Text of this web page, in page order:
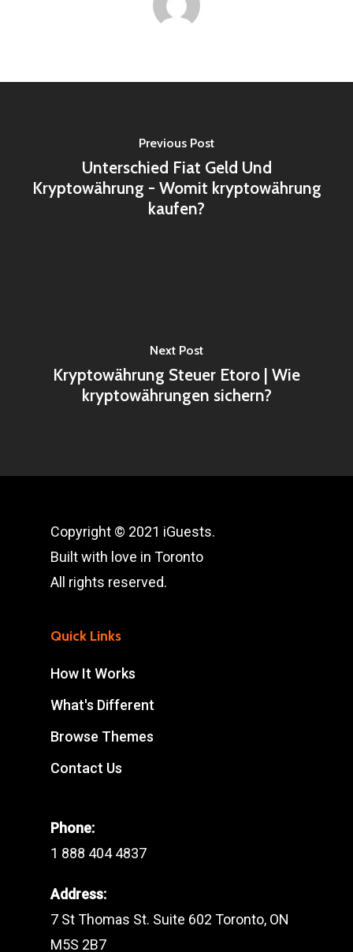
Previous Post
Unterschied Fiat Geld Und
Kryptowährung - Womit kryptowährung
kaufen?
Next Post
Kryptowährung Steuer Etoro | Wie
kryptowährungen sichern?
Copyright © 2021 iGuests.
Built with love in Toronto
All rights reserved.
Quick Links
How It Works
What's Different
Browse Themes
Contact Us
Phone:
1 888 404 4837
Address:
7 St Thomas St. Suite 602 Toronto, ON
M5S 2B7